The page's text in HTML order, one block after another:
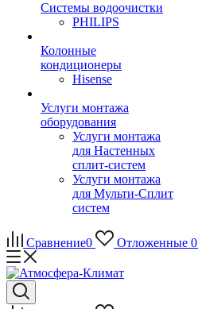
Системы водоочистки
PHILIPS
Колонные
кондиционеры
Hisense
Услуги монтажа
оборудования
Услуги монтажа
для Настенных
сплит-систем
Услуги монтажа
для Мульти-Сплит
систем
Сравнение0 Отложенные 0